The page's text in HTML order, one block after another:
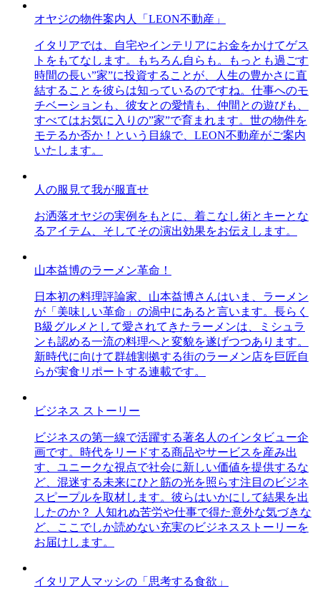
オヤジの物件案内人「LEON不動産」
イタリアでは、自宅やインテリアにお金をかけてゲス
トをもてなします。もちろん自らも。もっとも過ごす
時間の長い”家”に投資することが、人生の豊かさに直
結することを彼らは知っているのですね。仕事へのモ
チベーションも、彼女との愛情も、仲間との遊びも、
すべてはお気に入りの”家”で育まれます。世の物件を
モテるか否か！という目線で、LEON不動産がご案内
いたします。
人の服見て我が服直せ
お洒落オヤジの実例をもとに、着こなし術とキーとな
るアイテム、そしてその演出効果をお伝えします。
山本益博のラーメン革命！
日本初の料理評論家、山本益博さんはいま、ラーメン
が「美味しい革命」の渦中にあると言います。長らく
B級グルメとして愛されてきたラーメンは、ミシュラ
ンも認める一流の料理へと変貌を遂げつつあります。
新時代に向けて群雄割拠する街のラーメン店を巨匠自
らが実食リポートする連載です。
ビジネス ストーリー
ビジネスの第一線で活躍する著名人のインタビュー企
画です。時代をリードする商品やサービスを産み出
す、ユニークな視点で社会に新しい価値を提供するな
ど、混迷する未来にひと筋の光を照らす注目のビジネ
スピープルを取材します。彼らはいかにして結果を出
したのか？ 人知れぬ苦労や仕事で得た意外な気づきな
ど、ここでしか読めない充実のビジネスストーリーを
お届けします。
イタリア人マッシの「思考する食欲」